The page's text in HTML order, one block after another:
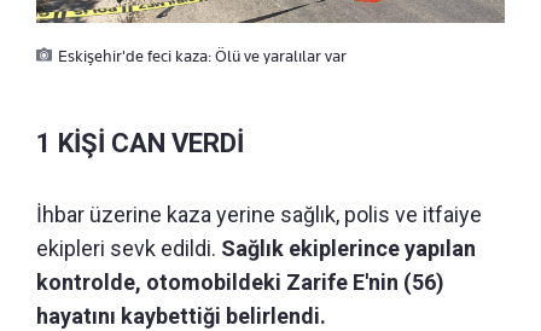
Eskişehir'de feci kaza: Ölü ve yaralılar var
1 KİŞİ CAN VERDİ
İhbar üzerine kaza yerine sağlık, polis ve itfaiye
ekipleri sevk edildi. Sağlık ekiplerince yapılan
kontrolde, otomobildeki Zarife E'nin (56)
hayatını kaybettiği belirlendi.